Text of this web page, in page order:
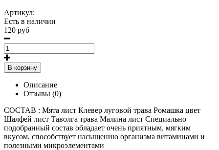
Артикул:
Есть в наличии
120 руб
В корзину
Описание
Отзывы (0)
СОСТАВ : Мята лист Клевер луговой трава Ромашка цвет
Шалфей лист Таволга трава Малина лист Специально
подобранный состав обладает очень приятным, мягким
вкусом, способствует насыщению организма витаминами и
полезными микроэлементами